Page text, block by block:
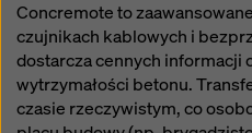
Concremote to
czujnikach kablowych i
dostarcza cennych informacji
wytrzymałości betonu.
czasie rzeczywistym, co